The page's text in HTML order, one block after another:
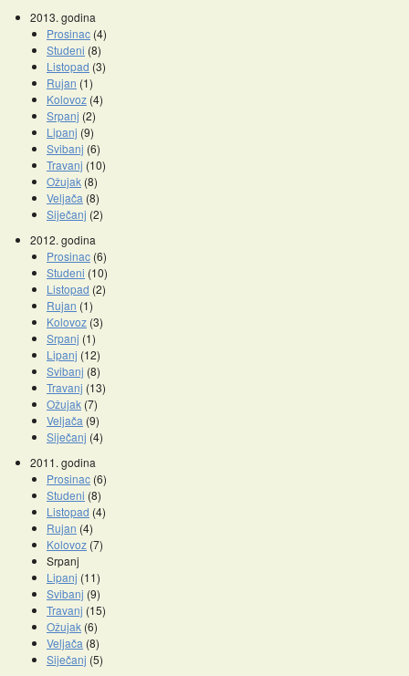
2013. godina
Prosinac (4)
Studeni (8)
Listopad (3)
Rujan (1)
Kolovoz (4)
Srpanj (2)
Lipanj (9)
Svibanj (6)
Travanj (10)
Ožujak (8)
Veljača (8)
Siječanj (2)
2012. godina
Prosinac (6)
Studeni (10)
Listopad (2)
Rujan (1)
Kolovoz (3)
Srpanj (1)
Lipanj (12)
Svibanj (8)
Travanj (13)
Ožujak (7)
Veljača (9)
Siječanj (4)
2011. godina
Prosinac (6)
Studeni (8)
Listopad (4)
Rujan (4)
Kolovoz (7)
Srpanj
Lipanj (11)
Svibanj (9)
Travanj (15)
Ožujak (6)
Veljača (8)
Siječanj (5)